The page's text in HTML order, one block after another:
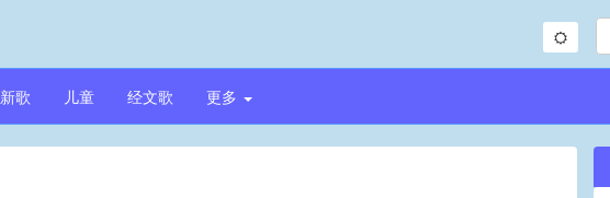
新歌 儿童 经文歌 更多